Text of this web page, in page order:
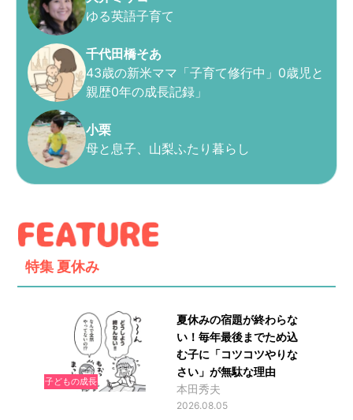
ゆる英語子育て
千代田橋そあ
43歳の新米ママ「子育て修行中」0歳児と
親歴0年の成長記録」
小栗
母と息子、山梨ふたり暮らし
特集 夏休み
子どもの成長
夏休みの宿題が終わらな
い！毎年最後までため込
む子に「コツコツやりな
さい」が無駄な理由
本田秀夫
2026.08.05